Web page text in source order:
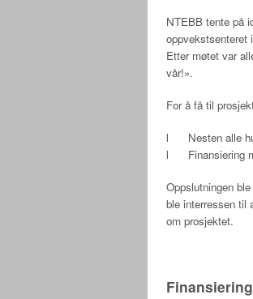
NTEBB tente på
oppvekstsenteret
Etter møtet var
vår!».
For å få til
l Nesten alle
l Finansiering
Oppslutningen
ble interressen til
om prosjektet.
Finansiering